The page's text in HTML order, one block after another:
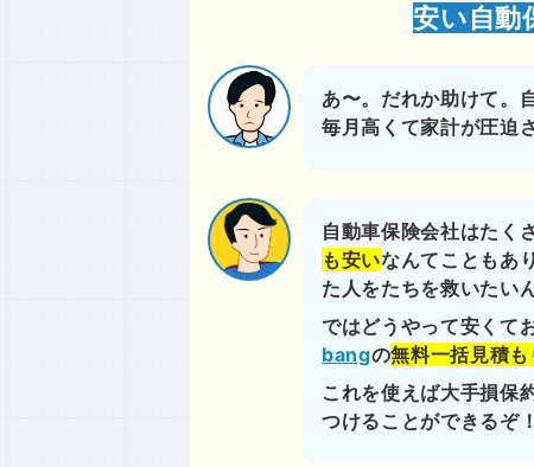
安い自動
あ〜。だれか助けて。
毎月高くて家計が圧迫
自動車保険会社はたく
も安いなんてこともあ
た人をたちを救いたい
ではどうやって安くて
bangの無料一括見積も
これを使えば大手損保
つけることができるぞ